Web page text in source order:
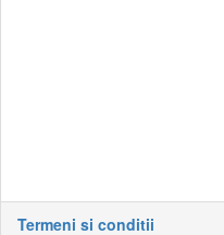
Termeni si conditii